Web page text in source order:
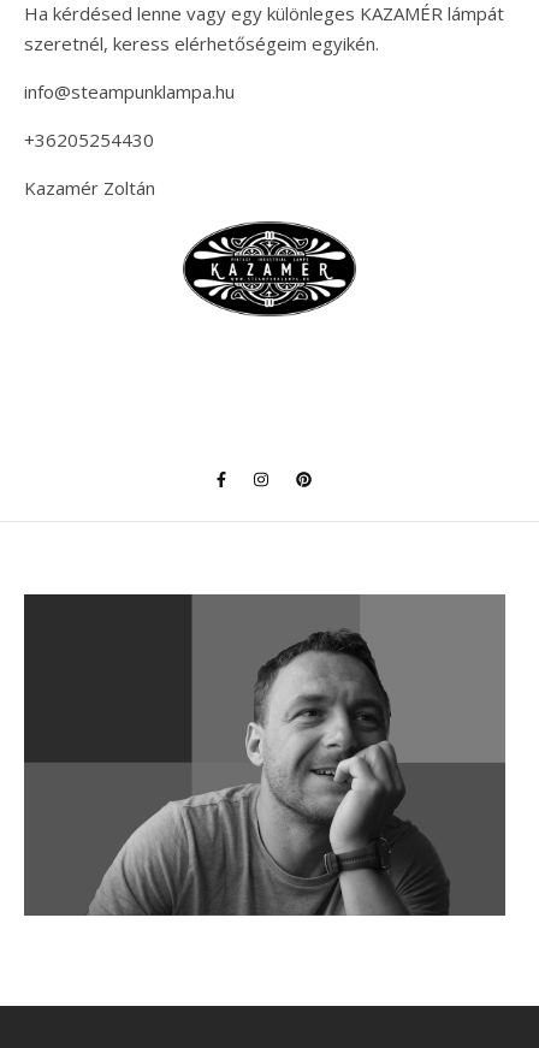
Ha kérdésed lenne vagy egy különleges KAZAMÉR lámpát
szeretnél, keress elérhetőségeim egyikén.
info@steampunklampa.hu
+36205254430
Kazamér Zoltán